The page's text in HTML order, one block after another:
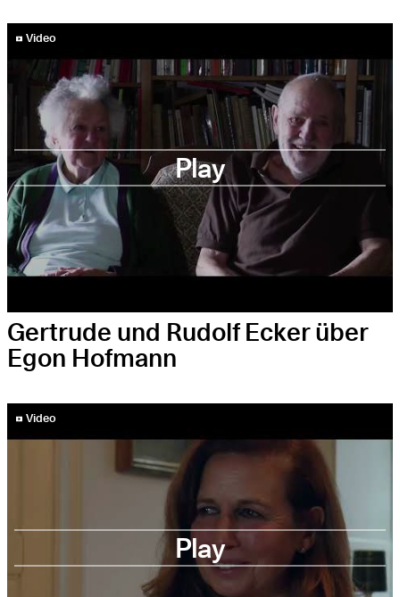
YouTube-Video abspielen
Video
Play
Gertrude und Rudolf Ecker über
Egon Hofmann
YouTube-Video abspielen
Video
Play